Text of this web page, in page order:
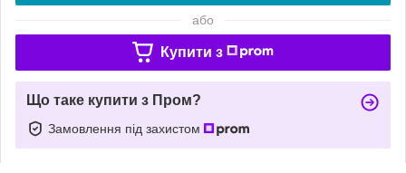
або
Купити з
Що таке купити з Пром?
Замовлення під захистом